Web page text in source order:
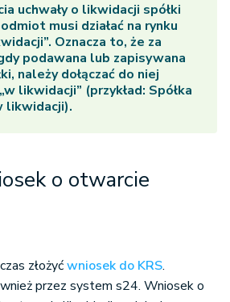
uchwały o likwidacji spółki
musi działać na rynku
Oznacza to, że za
podawana lub zapisywana
należy dołączać do niej
likwidacji” (przykład: Spółka
likwidacji).
o otwarcie
złożyćwniosek do KRS.
przez system s24. Wniosek o